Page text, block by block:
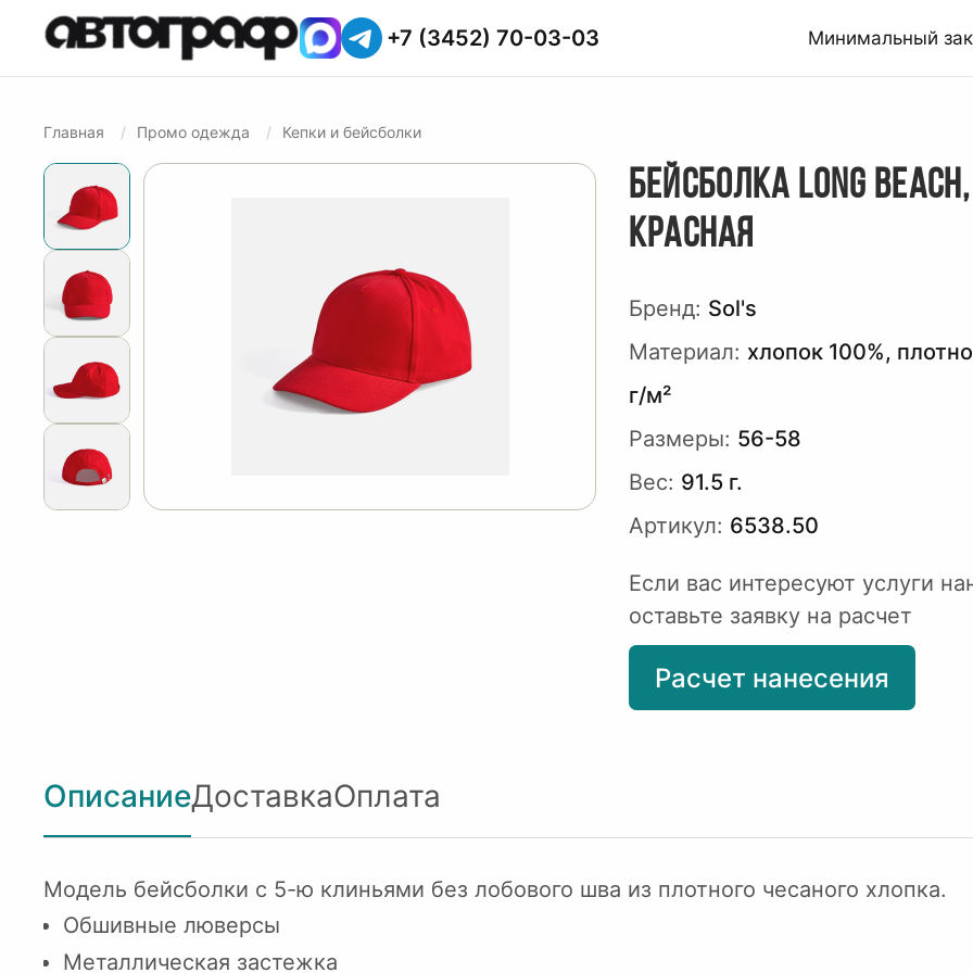
+7 (3452) 70-03-03 Минимальный
Главная Промо одежда Кепки и бейсболки
БЕЙСБОЛКА LONG BEACH,
КРАСНАЯ
Бренд: Sol's
Материал: хлопок 100%,
г/м²
Размеры: 56-58
Вес: 91.5 г.
Артикул: 6538.50
Если вас интересуют услуги
оставьте заявку на расчет
Расчет нанесения
ОписаниеДоставкаОплата
Модель бейсболки с 5-ю клиньями без лобового шва из плотного чесаного хлопка.
Обшивные люверсы
Металлическая застежка